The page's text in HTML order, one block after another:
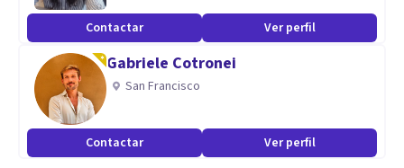
Contactar Ver perfil
Gabriele Cotronei
San Francisco
Contactar Ver perfil